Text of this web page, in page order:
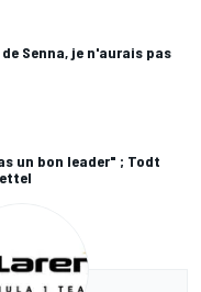
Senna, je n'aurais pas
un bon leader" ; Todt